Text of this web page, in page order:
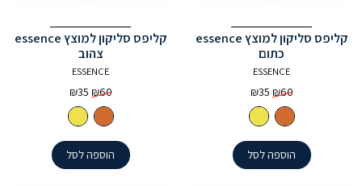
קליפס סליקון למוצץ essence
כתום
ESSENCE
₪60
המחיר
המקורי
היה:
₪60.
₪35
הנוכחי
הוא:
₪35.
הוספה לסל
קליפס סליקון למוצץ essence
צהוב
ESSENCE
₪60
המחיר
המקורי
היה:
₪60.
₪35
הנוכחי
הוא:
₪35.
הוספה לסל